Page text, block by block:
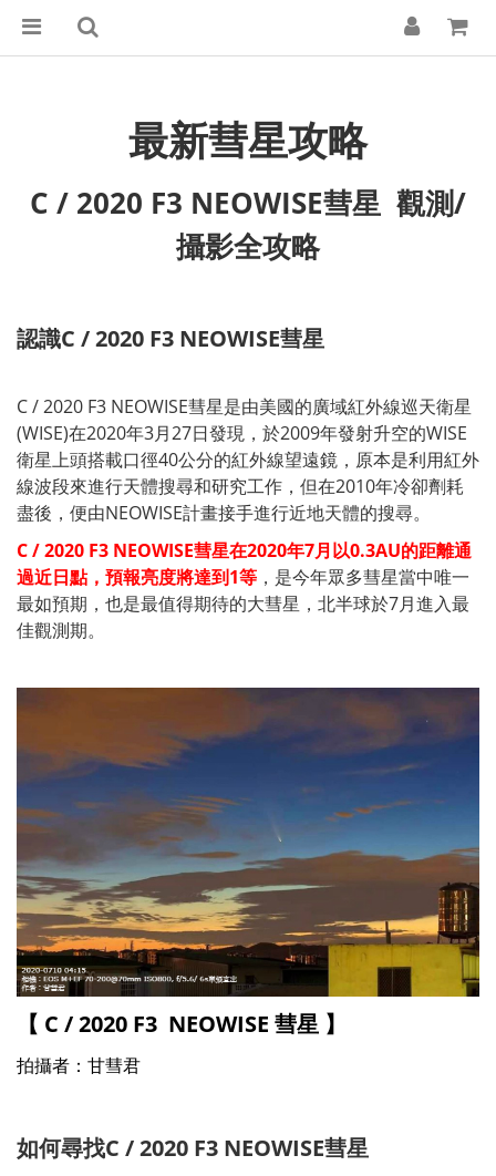
最新彗星攻略
C / 2020 F3 NEOWISE彗星 觀測/
攝影全攻略
認識C / 2020 F3 NEOWISE彗星
C / 2020 F3 NEOWISE彗星是由美國的廣域紅外線巡天衛星
(WISE)在2020年3月27日發現，於2009年發射升空的WISE
衛星上頭搭載口徑40公分的紅外線望遠鏡，原本是利用紅外
線波段來進行天體搜尋和研究工作，但在2010年冷卻劑耗
盡後，便由NEOWISE計畫接手進行近地天體的搜尋。
C / 2020 F3 NEOWISE彗星在2020年7月以0.3AU的距離通
過近日點，預報亮度將達到1等 ，是今年眾多彗星當中唯一
最如預期，也是最值得期待的大彗星，北半球於7月進入最
佳觀測期。
【 C / 2020 F3 NEOWISE 彗星 】
拍攝者：甘彗君
如何尋找C / 2020 F3 NEOWISE彗星